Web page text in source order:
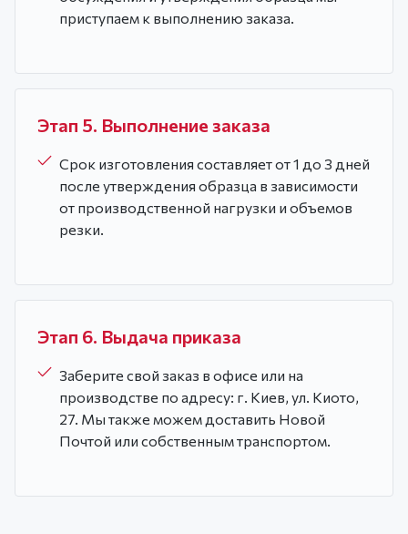
приступаем к выполнению заказа.
Этап 5. Выполнение заказа
Срок изготовления составляет от 1 до 3 дней
после утверждения образца в зависимости
от производственной нагрузки и объемов
резки.
Этап 6. Выдача приказа
Заберите свой заказ в офисе или на
производстве по адресу: г. Киев, ул. Киото,
27. Мы также можем доставить Новой
Почтой или собственным транспортом.